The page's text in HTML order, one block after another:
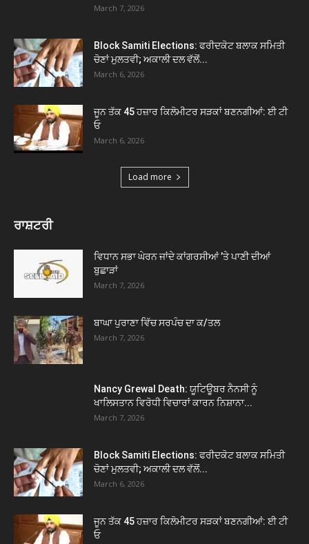
March 7, 2026
Block Samiti Elections: ਫਰੀਦਕੋਟ ਬਲਾਕ ਸਮਿਤੀ
ਚੋਣਾਂ ਮੁਲਤਵੀ; ਅਕਾਲੀ ਦਲ ਵੱਲੋਂ...
March 6, 2026
ਜੂਨ ਤੱਕ 45 ਹਜ਼ਾਰ ਕਿਲੋਮੀਟਰ ਸੜਕਾਂ ਬਣਨਗੀਆਂ: ਈ ਟੀ
ਓ
March 6, 2026
Load more
ਰਾਸ਼ਟਰੀ
ਵਿਧਾਨ ਸਭਾ ਘੇਰਨ ਜਾਂਦੇ ਕਾਂਗਰਸੀਆਂ ’ਤੇ ਪਾਣੀ ਦੀਆਂ
ਬੁਛਾੜਾਂ
March 7, 2026
ਬਾਘਾ ਪੁਰਾਣਾ ਵਿੱਚ ਸਰਪੰਚ ਦਾ ਕ/ਤਲ
March 7, 2026
Nancy Grewal Death: ਯੂਟਿਊਬਰ ਨੈਨਸੀ ਨੂੰ
ਖਾਲਿਸਤਾਨ ਵਿਰੋਧੀ ਵਿਚਾਰਾਂ ਕਾਰਨ ਨਿਸ਼ਾਨਾ...
March 7, 2026
Block Samiti Elections: ਫਰੀਦਕੋਟ ਬਲਾਕ ਸਮਿਤੀ
ਚੋਣਾਂ ਮੁਲਤਵੀ; ਅਕਾਲੀ ਦਲ ਵੱਲੋਂ...
March 6, 2026
ਜੂਨ ਤੱਕ 45 ਹਜ਼ਾਰ ਕਿਲੋਮੀਟਰ ਸੜਕਾਂ ਬਣਨਗੀਆਂ: ਈ ਟੀ
ਓ